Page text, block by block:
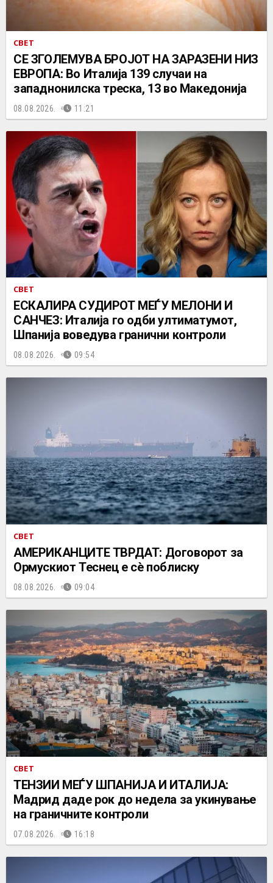
СВЕТ
СЕ ЗГОЛЕМУВА БРОЈОТ НА ЗАРАЗЕНИ НИЗ
ЕВРОПА: Во Италија 139 случаи на
западнонилска треска, 13 во Македонија
08.08.2026. 11:21
СВЕТ
ЕСКАЛИРА СУДИРОТ МЕЃУ МЕЛОНИ И
САНЧЕЗ: Италија го одби ултиматумот,
Шпанија воведува гранични контроли
08.08.2026. 09:54
СВЕТ
АМЕРИКАНЦИТЕ ТВРДАТ: Договорот за
Ормускиот Теснец е сè поблиску
08.08.2026. 09:04
СВЕТ
ТЕНЗИИ МЕЃУ ШПАНИЈА И ИТАЛИЈА:
Мадрид даде рок до недела за укинување
на граничните контроли
07.08.2026. 16:18